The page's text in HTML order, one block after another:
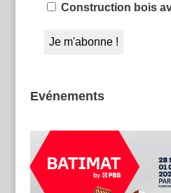
Construction bois
Evénements